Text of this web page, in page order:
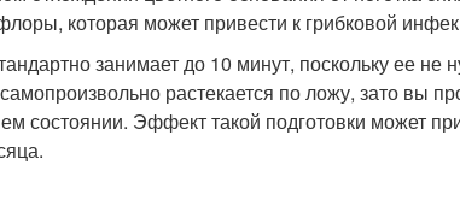
которая может привести к грибковой
занимает до 10 минут, поскольку ее не
растекается по ложу, зато вы
состоянии. Эффект такой подготовки может